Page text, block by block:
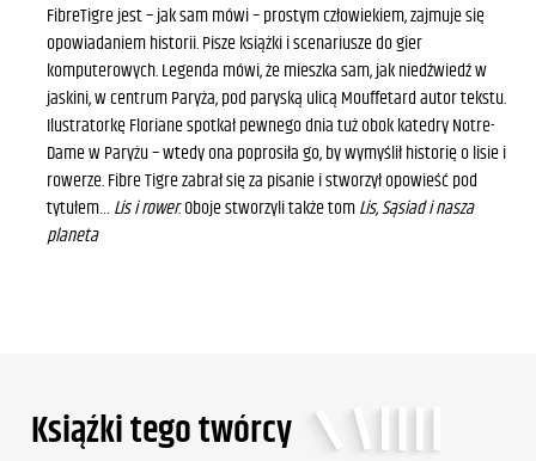
FibreTigre jest – jak sam mówi – prostym człowiekiem, zajmuje się
opowiadaniem historii. Pisze książki i scenariusze do gier
komputerowych. Legenda mówi, że mieszka sam, jak niedźwiedź w
jaskini, w centrum Paryża, pod paryską ulicą Mouffetard autor tekstu.
Ilustratorkę Floriane spotkał pewnego dnia tuż obok katedry Notre-
Dame w Paryżu – wtedy ona poprosiła go, by wymyślił historię o lisie i
rowerze. Fibre Tigre zabrał się za pisanie i stworzył opowieść pod
tytułem… Lis i rower. Oboje stworzyli także tomLis, Sąsiad i nasza
planeta
Ksiąźki tego twórcy